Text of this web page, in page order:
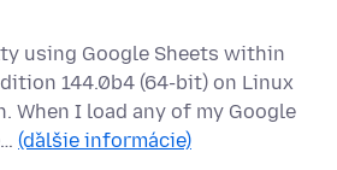
using Google Sheets within
144.0b4 (64-bit) on Linux
When I load any of my Google
(ďalšie informácie)